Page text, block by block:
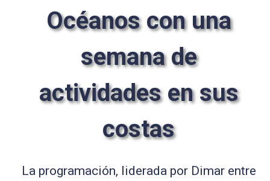
Océanos con una
semana de
actividades en sus
costas
La programación, liderada por Dimar entre